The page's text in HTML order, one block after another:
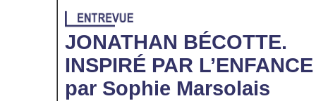
JONATHAN BÉCOTTE.
INSPIRÉ PAR L’ENFANCE
par Sophie Marsolais